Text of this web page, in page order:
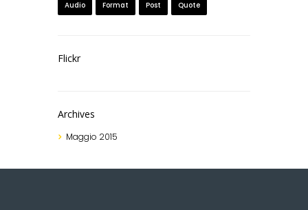
Audio Format Post Quote
Flickr
Archives
Maggio 2015